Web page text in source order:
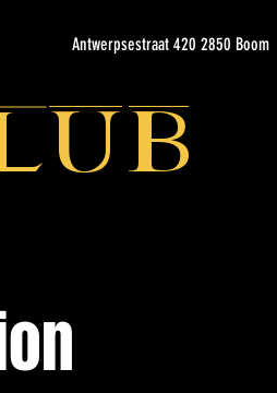
Antwerpsestraat 420 2850 Boom